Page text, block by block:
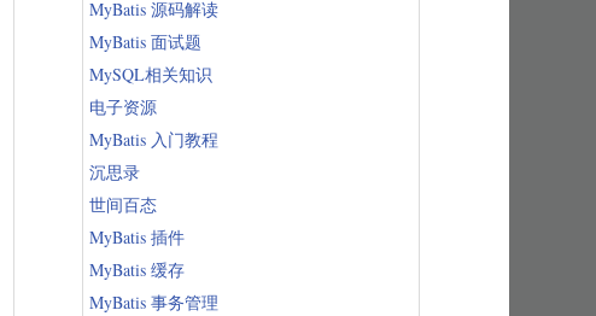
MyBatis 源码解读
MyBatis 面试题
MySQL相关知识
电子资源
MyBatis 入门教程
沉思录
世间百态
MyBatis 插件
MyBatis 缓存
MyBatis 事务管理